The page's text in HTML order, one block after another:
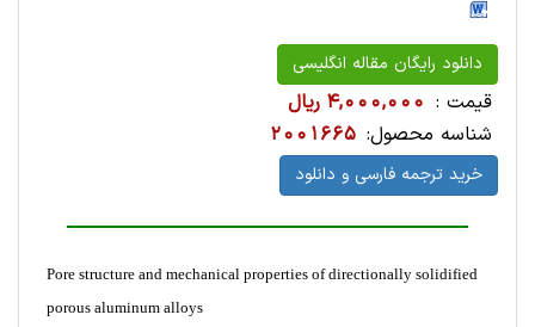
دانلود رایگان مقاله انگلیسی
قیمت : 4,000,000 ریال
شناسه محصول: 2001665
خرید ترجمه فارسی و دانلود
Pore structure and mechanical properties of directionally solidified
porous aluminum alloys